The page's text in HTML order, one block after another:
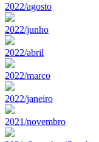
2022/agosto
2022/junho
2022/abril
2022/marco
2022/janeiro
2021/novembro